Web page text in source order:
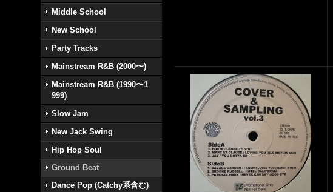
Middle School
New School
Party Tracks
Mainstream R&B (2000〜)
Mainstream R&B (1990〜1
999)
Slow Jam
New Jack Swing
Hip Hop Soul
Ground Beat
Dance Pop (Catchy系含む)